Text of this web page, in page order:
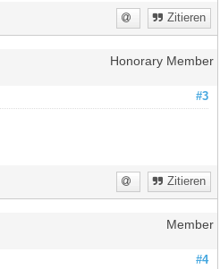
Zitieren
Honorary Member
#3
Zitieren
Member
#4